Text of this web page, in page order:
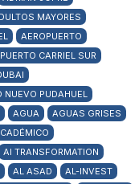
MAYORES
AEROPUERTO
CARRIEL SUR
NUEVO PUDAHUEL
AGUA
AGUAS GRISES
AI TRANSFORMATION
AL ASAD
AL-INVEST